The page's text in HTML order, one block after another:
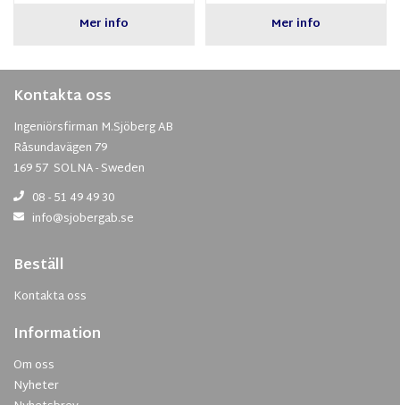
Mer info Mer info
Kontakta oss
Ingeniörsfirman M.Sjöberg AB
Råsundavägen 79
169 57 SOLNA - Sweden
08 - 51 49 49 30
info@sjobergab.se
Beställ
Kontakta oss
Information
Om oss
Nyheter